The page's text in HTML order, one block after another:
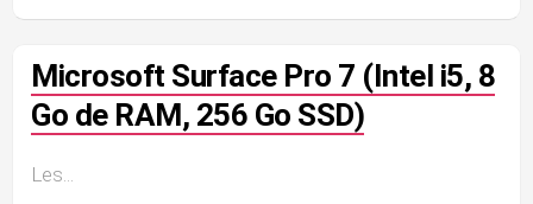
Microsoft Surface Pro 7 (Intel i5, 8
Go de RAM, 256 Go SSD)
Les...